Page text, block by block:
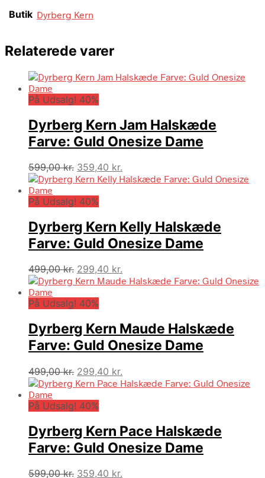
Butik Dyrberg Kern
Relaterede varer
På Udsalg! 40%
Dyrberg Kern Jam Halskæde
Farve: Guld Onesize Dame
599,00kr. Den
oprindelige
var:
359,40 kr.
aktuelle
På Udsalg! 40%
Dyrberg Kern Kelly Halskæde
Farve: Guld Onesize Dame
499,00kr. Den
oprindelige
var:
299,40 kr.
aktuelle
På Udsalg! 40%
Dyrberg Kern Maude Halskæde
Farve: Guld Onesize Dame
499,00kr. Den
oprindelige
var:
299,40 kr.
aktuelle
På Udsalg! 40%
Dyrberg Kern Pace Halskæde
Farve: Guld Onesize Dame
599,00kr. Den
359,40 kr.